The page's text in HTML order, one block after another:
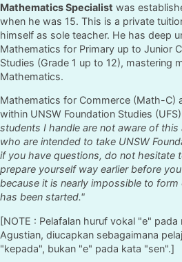
Mathematics Specialist was
when he was 15. This is a private
himself as sole teacher. He has deep
Mathematics for Primary up to Junior
Studies (Grade 1 up to 12), mastering
Mathematics.
Mathematics for Commerce (Math-C)
within UNSW Foundation Studies
students I handle are not aware of
who are intended to take UNSW
if you have questions, do not hesitate
prepare yourself way earlier before
because it is nearly impossible to
has been started."
[NOTE : Pelafalan huruf vokal "e"
Agustian, diucapkan sebagaimana
"kepada", bukan "e" pada kata "sen".]